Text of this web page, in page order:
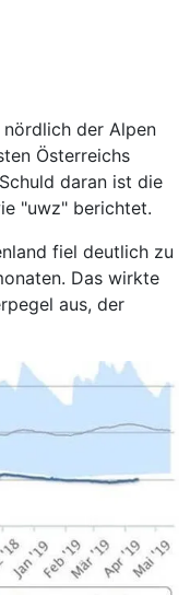
der Alpen
Österreichs
daran ist die
"uwz" berichtet.
fiel deutlich zu
Das wirkte
aus, der